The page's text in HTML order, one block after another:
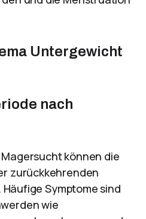
Untergewicht
nach
können die
zurückkehrenden
Symptome sind
wie